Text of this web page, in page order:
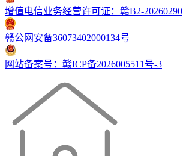
增值电信业务经营许可证：赣B2-20260290
赣公网安备36073402000134号
网站备案号：赣ICP备2026005511号-3